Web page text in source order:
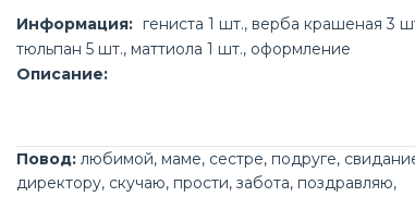
Информация: гениста 1 шт., верба крашеная 3
тюльпан 5 шт., маттиола 1 шт., оформление
Описание:
Повод: любимой, маме, сестре, подруге,
директору, скучаю, прости,забота, поздравляю,